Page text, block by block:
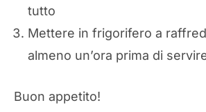
tutto
Mettere in frigorifero a
almeno un’ora prima di
Buon appetito!